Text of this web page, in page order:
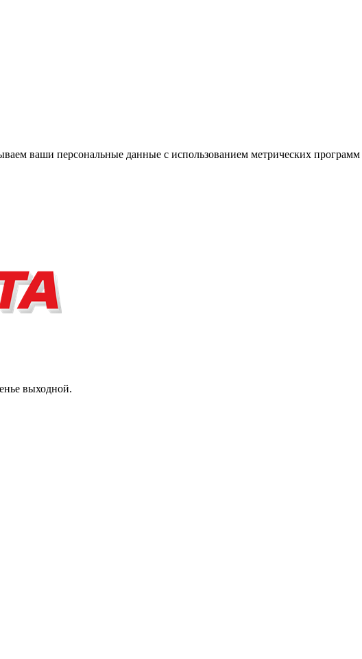
ваши персональные данные с использованием метрических программ
выходной.